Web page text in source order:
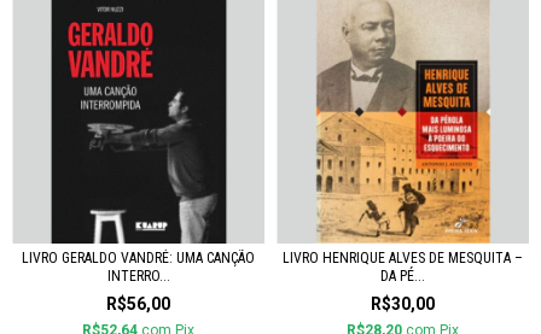
LIVRO GERALDO VANDRÉ: UMA CANÇÃO
INTERRO...
R$56,00
R$52,64 com Pix
LIVRO HENRIQUE ALVES DE MESQUITA –
DA PÉ...
R$30,00
R$28,20 com Pix